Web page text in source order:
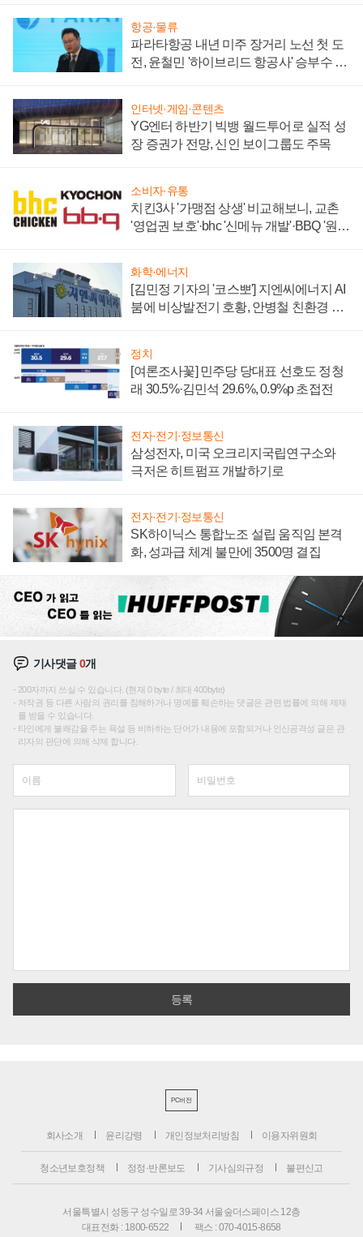
항공·물류
파라타항공 내년 미주 장거리 노선 첫 도
전, 윤철민 '하이브리드 항공사' 승부수 통
인터넷·게임·콘텐츠
YG엔터 하반기 빅뱅 월드투어로 실적 성
장 증권가 전망, 신인 보이그룹도 주목
소비자·유통
치킨3사 '가맹점 상생' 비교해보니, 교촌
'영업권 보호'·bhc '신메뉴 개발'·BBQ '원가
화학·에너지
[김민정 기자의 '코스뽀'] 지엔씨에너지 AI
붐에 비상발전기 호황, 안병철 친환경 에
정치
[여론조사꽃] 민주당 당대표 선호도 정청
래 30.5%·김민석 29.6%, 0.9%p 초접전
전자·전기·정보통신
삼성전자, 미국 오크리지국립연구소와
극저온 히트펌프 개발하기로
전자·전기·정보통신
SK하이닉스 통합노조 설립 움직임 본격
화, 성과급 체계 불만에 3500명 결집
기사댓글0개
200자까지 쓰실 수 있습니다. (현재 0 byte / 최대 400byte)
저작권 등 다른 사람의 권리를 침해하거나 명예를 훼손하는 댓글은 관련 법률에 의해 제재
를 받을 수 있습니다.
타인에게 불쾌감을 주는 욕설 등 비하하는 단어가 내용에 포함되거나 인신공격성 글은 관
리자의 판단에 의해 삭제 합니다.
PC버전
회사소개 윤리강령 개인정보처리방침 이용자위원회
청소년보호정책 정정·반론보도 기사심의규정 불편신고
서울특별시 성동구 성수일로 39-34 서울숲더스페이스 12층
대표전화 : 1800-6522
팩스 : 070-4015-8658